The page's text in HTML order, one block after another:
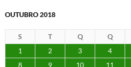
OUTUBRO 2018
S T Q Q
1
2 3 4
8
9 10 11